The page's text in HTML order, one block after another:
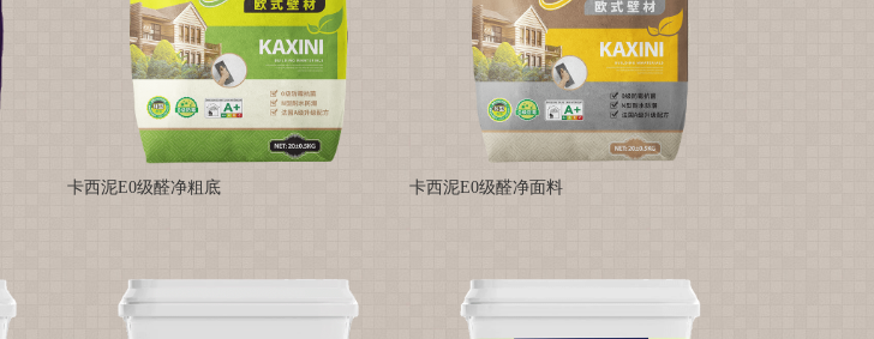
卡西泥E0级醛净粗底 卡西泥E0级醛净面料